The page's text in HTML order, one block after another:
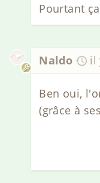
Pourtant
Naldo il
Ben oui,
(grâce à